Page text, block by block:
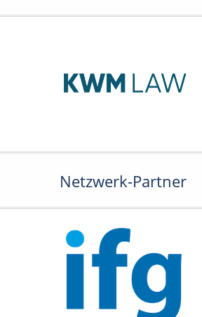
Netzwerk-Partner